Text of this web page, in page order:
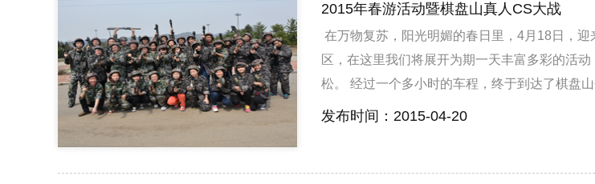
这是一般人扫描网页的层次次序，如果是一坨
c.没有图片。一张图片就是一个故事，胜过千
就像吃饭没有菜，塞满了就恶心着 走人。 另外
无法抗拒。
2015年春游活动暨棋盘山真人CS大战
在万物复苏，阳光明媚的春日里，4月18日，
区，在这里我们将展开为期一天丰富多彩的活
松。 经过一个多小时的车程，终于到达了棋盘
目也开始了——室内cs对战，在教官的引导下，
发布时间：2015-04-20